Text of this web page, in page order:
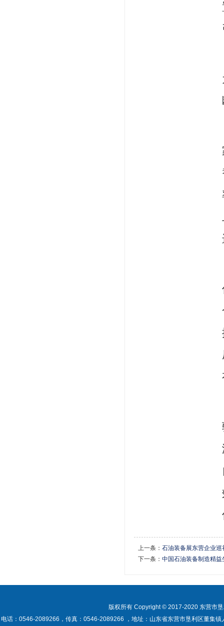
上一条： 石油装备展东营企业巡
下一条： 中国石油装备制造精
版权所有 Copyright © 2017-2020 东营市
电话：0546-2089266，传真：0546-2089266 ，地址：山东省东营市垦利区董集